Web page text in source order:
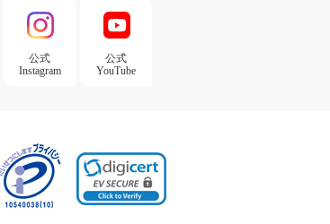
公式
Instagram
公式
YouTube